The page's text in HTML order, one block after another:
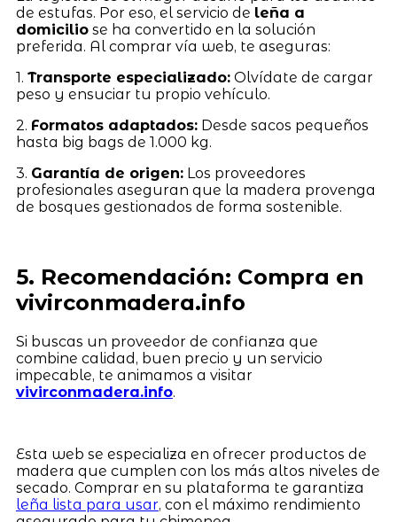
de estufas. Por eso, el servicio de leña a
domiciliose ha convertido en la solución
preferida. Al comprar vía web, te aseguras:
1. Transporte especializado:Olvídate de cargar
peso y ensuciar tu propio vehículo.
2. Formatos adaptados:Desde sacos pequeños
hasta big bags de 1.000 kg.
3. Garantía de origen:Los proveedores
profesionales aseguran que la madera provenga
de bosques gestionados de forma sostenible.
5. Recomendación: Compra en
vivirconmadera.info
Si buscas un proveedor de confianza que
combine calidad, buen precio y un servicio
impecable, te animamos a visitar
vivirconmadera.info.
Esta web se especializa en ofrecer productos de
madera que cumplen con los más altos niveles de
secado. Comprar en su plataforma te garantiza
leña lista para usar, con el máximo rendimiento